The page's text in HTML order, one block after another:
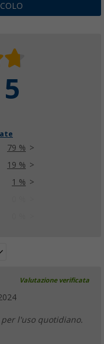
79 %
19 %
1 %
Valutazione verificata
l'uso quotidiano.